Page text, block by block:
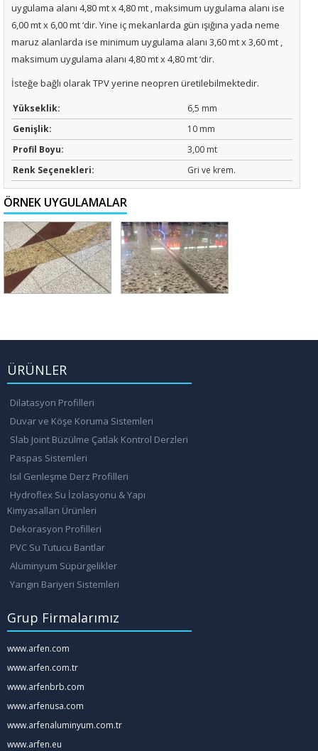
uygulama alanı 4,80 mt x 4,80 mt , maksimum uygulama alanı ise
6,00 mt x 6,00 mt ‘dir. Yine iç mekanlarda gün ışığına yada neme
maruz alanlarda ise minimum uygulama alanı 3,60 mt x 3,60 mt ,
maksimum uygulama alanı 4,80 mt x 4,80 mt ‘dir.
İsteğe bağlı olarak TPV yerine neopren üretilebilmektedir.
Yükseklik:
6,5 mm
Genişlik:
10 mm
Profil Boyu:
3,00 mt
Renk Seçenekleri:
Gri ve krem.
ÖRNEK UYGULAMALAR
ÜRÜNLER
Dilatasyon Profilleri
Duvar ve Köşe Koruma Sistemleri
Slab Joint Büzülme Çatlak Kontrol Derzleri
Paspas Sistemleri
Isıl Genleşme Derz Profilleri
Hydroflex Su İzolasyonu & Yapı
Kimyasalları Ürünleri
Dekorasyon Profilleri
PVC Su Tutucu Bantlar
Alüminyum Süpürgelikler
Yangın Bariyeri Sistemleri
Grup Firmalarımız
www.arfen.com
www.arfen.com.tr
www.arfenbrb.com
www.arfenusa.com
www.arfenaluminyum.com.tr
www.arfen.eu